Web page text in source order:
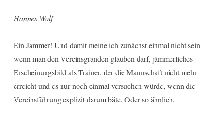
Hannes Wolf
Ein Jammer! Und damit meine ich zunächst einmal nicht sein,
wenn man den Vereinsgranden glauben darf, jämmerliches
Erscheinungsbild als Trainer, der die Mannschaft nicht mehr
erreicht und es nur noch einmal versuchen würde, wenn die
Vereinsführung explizit darum bäte. Oder so ähnlich.